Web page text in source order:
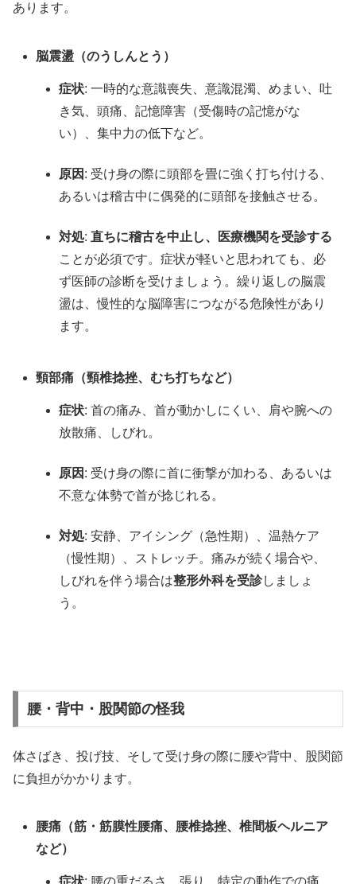
あります。
脳震盪（のうしんとう）
症状: 一時的な意識喪失、意識混濁、めまい、吐
き気、頭痛、記憶障害（受傷時の記憶がな
い）、集中力の低下など。
原因 : 受け身の際に頭部を畳に強く打ち付ける、
あるいは稽古中に偶発的に頭部を接触させる。
対処:直ちに稽古を中止し、医療機関を受診する
ことが必須です。症状が軽いと思われても、必
ず医師の診断を受けましょう。繰り返しの脳震
盪は、慢性的な脳障害につながる危険性があり
ます。
頸部痛（頸椎捻挫、むち打ちなど）
症状: 首の痛み、首が動かしにくい、肩や腕への
放散痛、しびれ。
原因 : 受け身の際に首に衝撃が加わる、あるいは
不意な体勢で首が捻じれる。
対処: 安静、アイシング（急性期）、温熱ケア
（慢性期）、ストレッチ。痛みが続く場合や、
しびれを伴う場合は整形外科を受診しましょ
う。
腰・背中・股関節の怪我
体さばき、投げ技、そして受け身の際に腰や背中、股関節
に負担がかかります。
腰痛（筋・筋膜性腰痛、腰椎捻挫、椎間板ヘルニア
など）
症状: 腰の重だるさ、張り、特定の動作での痛